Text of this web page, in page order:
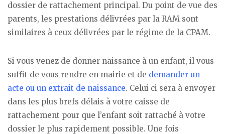
dossier de rattachement principal. Du point de vue des
parents, les prestations délivrées par la RAM sont
similaires à ceux délivrées par le régime de la CPAM.
Si vous venez de donner naissance à un enfant, il vous
suffit de vous rendre en mairie et de demander un
acte ou un extrait de naissance. Celui ci sera à envoyer
dans les plus brefs délais à votre caisse de
rattachement pour que l’enfant soit rattaché à votre
dossier le plus rapidement possible. Une fois